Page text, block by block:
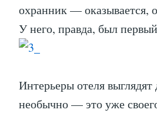
охранник — оказывается,
У него, правда, был
Интерьеры отеля выглядят
необычно — это уже